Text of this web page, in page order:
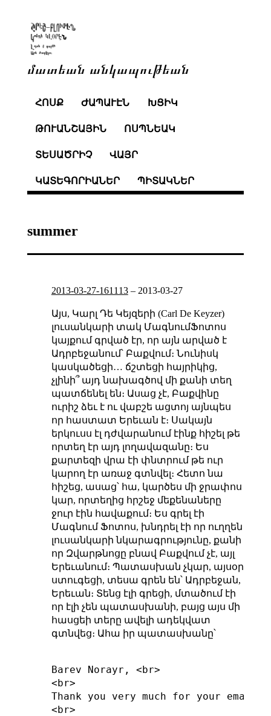
մատեան անկապութեան
ՀՈՍՔ ԺԱՊԱՒԷՆ ԽՑԻԿ
ԹՈՒԱՆՇԱՅԻՆ ՈՍՊՆԵԱԿ
ՏԵՍԱԾՐԻՉ ՎԱՅՐ
ԿԱՏԵԳՈՐԻԱՆԵՐ ՊԻՏԱԿՆԵՐ
summer
2013-03-27-161113– 2013-03-27
Այս, Կարլ Դե Կեյզերի (Carl De Keyzer)
լուսանկարի տակ ՄագնումՖոտոս
կայքում գրված էր, որ այն արված է
Ադրբեջանում՝ Բաքվում։ Նունիսկ
կասկածեցի… ճշտեցի հայրիկից,
չլինի՞ այդ նախագծով մի քանի տեղ
պատճենել են։ Ասաց չէ, Բաքվինը
ուրիշ ձեւ է ու վաբշե ացտոյ այնպես
որ հաստատ Երեւան է։ Սակայն
երկուսս էլ դժվարանում էինք հիշել թե
որտեղ էր այդ լողավազանը։ Ես
քարտեզի վրա էի փնտրում թե ուր
կարող էր առաջ գտնվել։ Հետո նա
հիշեց, ասաց՝ հա, կարծես մի ջրափոս
կար, որտեղից հրշեջ մեքենաները
ջուր էին հավաքում։ Ես գրել էի
Մագնում Ֆոտոս, խնդրել էի որ ուղղեն
լուսանկարի նկարագրությունը, քանի
որ Զվարթնոցը բնավ Բաքվում չէ, այլ
Երեւանում։ Պատասխան չկար, այսօր
ստուգեցի, տեսա գրեն են՝ Ադրբեջան,
Երեւան։ Տենց էլի գրեցի, մտածում էի
որ էլի չեն պատասխանի, բայց այս մի
հասցեի տերը ավելի ադեկվատ
գտնվեց։ Ահա իր պատասխանը՝
Barev Norayr, <br>
<br>
Thank you very much for your email
<br>